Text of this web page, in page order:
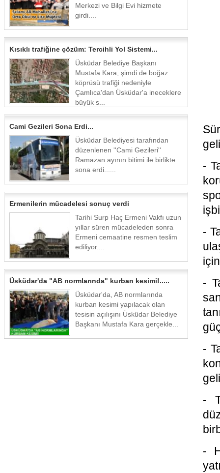
Merkezi ve Bilgi Evi hizmete
girdi....
Kısıklı trafiğine çözüm: Tercihli Yol Sistemi...
Üsküdar Belediye Başkanı
Mustafa Kara, şimdi de boğaz
köprüsü trafiği nedeniyle
Çamlıca'dan Üsküdar'a ineceklere
büyük s...
Cami Gezileri Sona Erdi...
Üsküdar Belediyesi tarafından
düzenlenen ''Cami Gezileri''
Ramazan ayının bitimi ile birlikte
sona erdi......
Ermenilerin mücadelesi sonuç verdi
Tarihi Surp Haç Ermeni Vakfı uzun
yıllar süren mücadeleden sonra
Ermeni cemaatine resmen teslim
ediliyor....
Üsküdar'da "AB normlarında" kurban kesimi!.....
Üsküdar'da, AB normlarında
kurban kesimi yapılacak olan
tesisin açılışını Üsküdar Belediye
Başkanı Mustafa Kara gerçekle...
-
-
-
-
-
-